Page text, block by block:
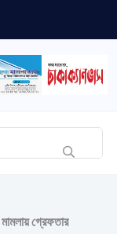
গ্রেফতার